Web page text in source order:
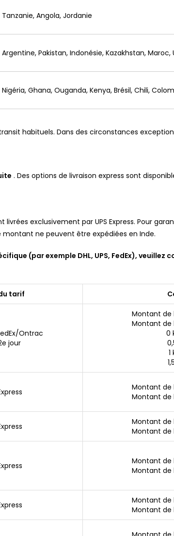
Tanzanie, Angola, Jordanie
Argentine, Pakistan, Indonésie, Kazakhstan, Maroc,
Nigéria, Ghana, Ouganda, Kenya, Brésil, Chili,
habituels. Dans des circonstances
. Des options de livraison express sont
exclusivement par UPS Express. Pour
ne peuvent être expédiées en Inde.
(par exemple DHL, UPS, FedEx),
tarif
Ontrac
jour
Montant de
Montant de
0
1
Montant de
Montant de
Montant de
Montant de
Montant de
Montant de
Montant de
Montant de